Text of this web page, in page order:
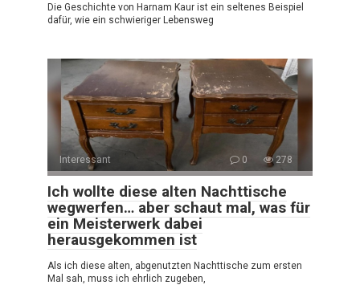
Die Geschichte von Harnam Kaur ist ein seltenes Beispiel
dafür, wie ein schwieriger Lebensweg
Interessant 0 278
Ich wollte diese alten Nachttische
wegwerfen… aber schaut mal, was für
ein Meisterwerk dabei
herausgekommen ist
Als ich diese alten, abgenutzten Nachttische zum ersten
Mal sah, muss ich ehrlich zugeben,